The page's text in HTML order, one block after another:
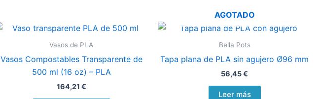
Vasos de PLA
Vasos Compostables Transparente de
500 ml (16 oz) – PLA
164,21 €
AGOTADO
Bella Pots
Tapa plana de PLA sin agujero Ø96 mm
56,45€
Leer más